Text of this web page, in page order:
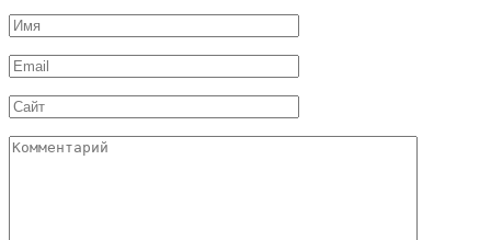
Имя
*
Email
*
Сайт
Комментарий